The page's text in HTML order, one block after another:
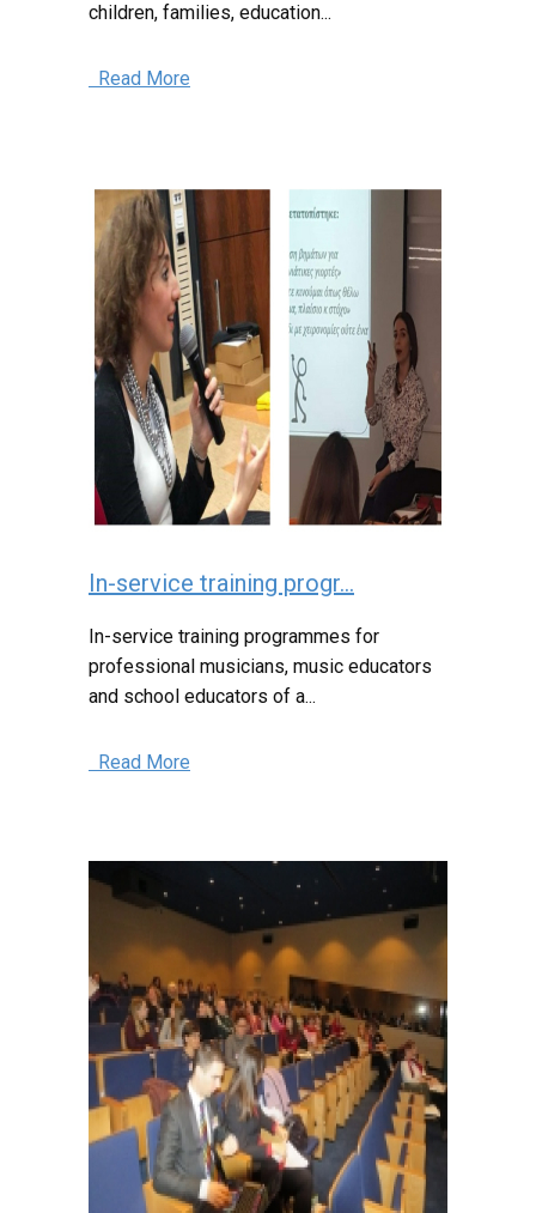
children, families, education...
Read More
In-service training progr...
In-service training programmes for
professional musicians, music educators
and school educators of a...
Read More